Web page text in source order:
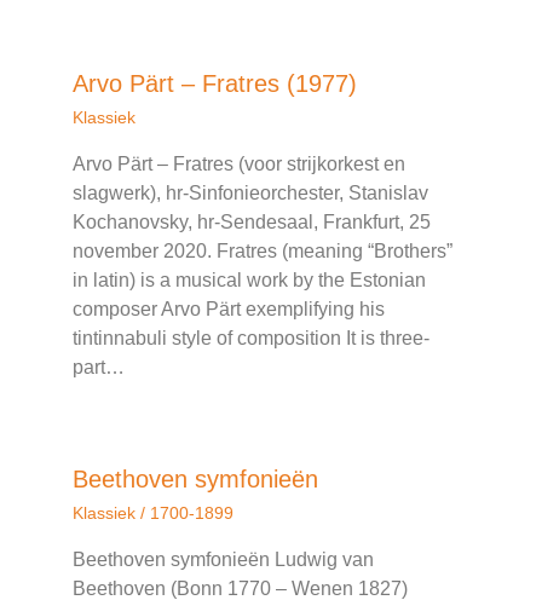
Arvo Pärt – Fratres (1977)
Klassiek
Arvo Pärt – Fratres (voor strijkorkest en
slagwerk), hr-Sinfonieorchester, Stanislav
Kochanovsky, hr-Sendesaal, Frankfurt, 25
november 2020. Fratres (meaning “Brothers”
in latin) is a musical work by the Estonian
composer Arvo Pärt exemplifying his
tintinnabuli style of composition It is three-
part…
Beethoven symfonieën
Klassiek / 1700-1899
Beethoven symfonieën Ludwig van
Beethoven (Bonn 1770 – Wenen 1827)